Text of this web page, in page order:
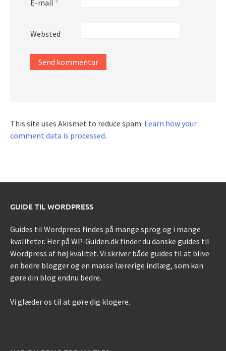
E-mail *
Websted
This site uses Akismet to reduce spam. Learn how your
comment data is processed.
GUIDE TIL WORDPRESS
Guides til Wordpress findes på mange sprog og i mange
kvaliteter. Her på WP-Guiden.dk finder du danske guides til
Wordpress af høj kvalitet. Vi skriver både guides til at blive
en bedre blogger og en masse lærerige indlæg, som kan
gøre din blog endnu bedre.
Vi glæder os til at gøre dig klogere.